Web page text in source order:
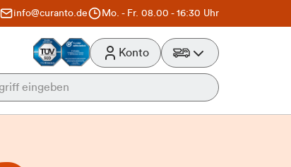
info@curanto.de Mo. - Fr. 08.00 - 16:30 Uhr
Konto